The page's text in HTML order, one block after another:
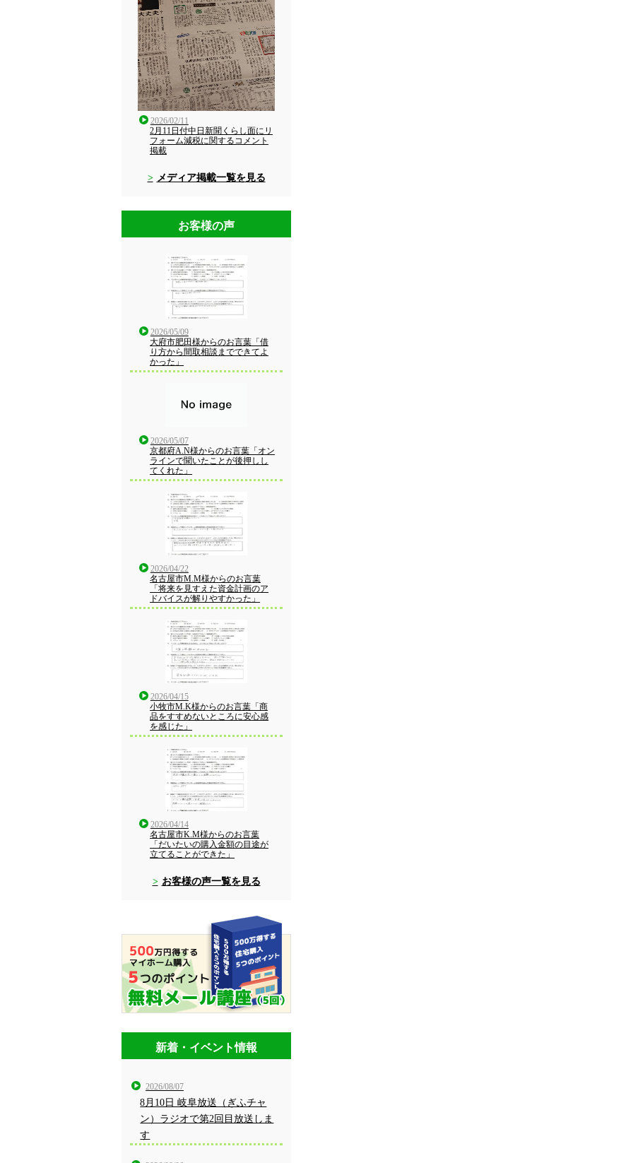
2026/02/11
2月11日付中日新聞くらし面にリ
フォーム減税に関するコメント
掲載
メディア掲載一覧を見る
お客様の声
2026/05/09
大府市肥田様からのお言葉「借
り方から間取相談までできてよ
かった」
2026/05/07
京都府A.N様からのお言葉「オン
ラインで聞いたことが後押しし
てくれた」
2026/04/22
名古屋市M.M様からのお言葉
「将来を見すえた資金計画のア
ドバイスが解りやすかった」
2026/04/15
小牧市M.K様からのお言葉「商
品をすすめないところに安心感
を感じた」
2026/04/14
名古屋市K.M様からのお言葉
「だいたいの購入金額の目途が
立てることができた」
お客様の声一覧を見る
新着・イベント情報
2026/08/07
8月10日 岐阜放送（ぎふチャ
ン）ラジオで第2回目放送しま
す